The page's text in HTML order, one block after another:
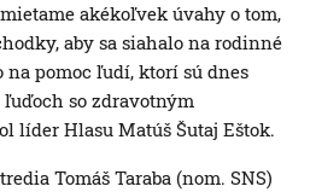
akékoľvek úvahy o tom,
aby sa siahalo na rodinné
pomoc ľudí, ktorí sú dnes
so zdravotným
líder Hlasu Matúš Šutaj Eštok.
Tomáš Taraba (nom. SNS)